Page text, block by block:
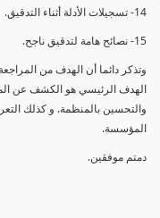
14- تسجيلات الأدلة أثناء التدقيق.
15- نصائح هامة لتدقيق ناجح.
وتذكر دائما أن الهدف من
الهدف الرئيسي هو الكشف عن
والتحسين بالمنظمة. و كذلك
المؤسسة.
دمتم موفقين.